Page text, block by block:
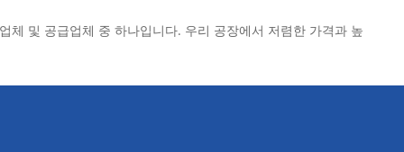
및 공급업체 중 하나입니다. 우리 공장에서 저렴한 가격과 높